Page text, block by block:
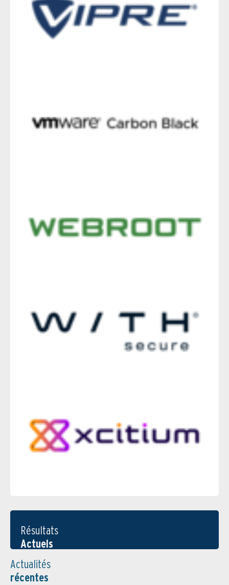
Résultats
Actuels
Actualités
récentes